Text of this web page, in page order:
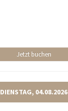
Jetzt buchen
DIENSTAG, 04.08.2026